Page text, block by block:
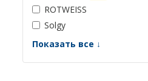
ROTWEISS
Solgy
Показать все ↓